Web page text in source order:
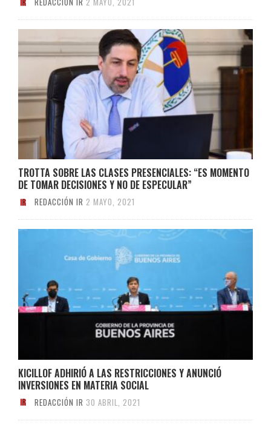
TROTTA SOBRE LAS CLASES PRESENCIALES: “ES MOMENTO
DE TOMAR DECISIONES Y NO DE ESPECULAR”
REDACCIÓN IR 2 MAYO, 2021
KICILLOF ADHIRIÓ A LAS RESTRICCIONES Y ANUNCIÓ
INVERSIONES EN MATERIA SOCIAL
REDACCIÓN IR 30 ABRIL, 2021